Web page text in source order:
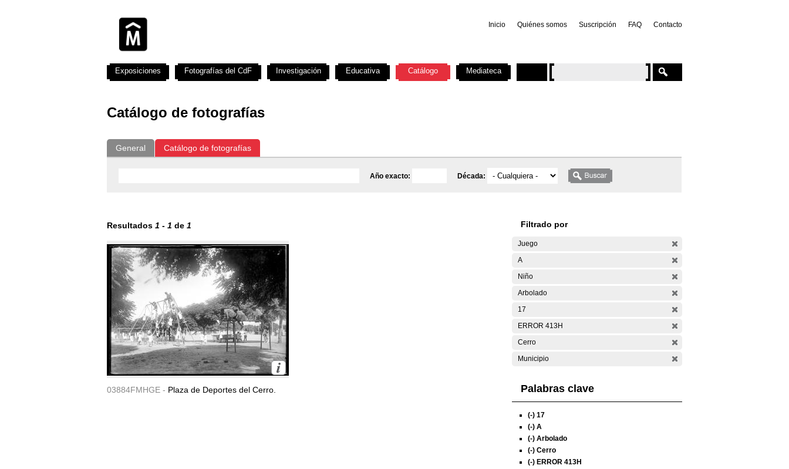
Inicio Quiénes somos Suscripción FAQ Contacto
Catálogo de fotografías
General Catálogo de fotografías
Año exacto: Década:
Resultados 1 - 1 de 1
03884FMHGE - Plaza de Deportes del Cerro.
Filtrado por
Juego
A
Niño
Arbolado
17
ERROR 413H
Cerro
Municipio
Palabras clave
(-) 17
(-) A
(-) Arbolado
(-) Cerro
(-) ERROR 413H
Exposiciones Fotografías del CdF Investigación Educativa Catálogo Mediateca